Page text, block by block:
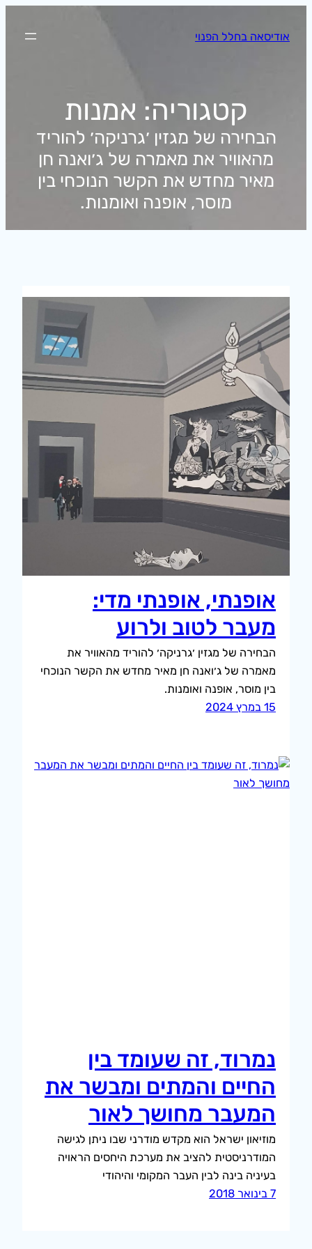
לתוכןאודיסאה בחלל הפנוי
קטגוריה: אמנות
הבחירה של מגזין ׳גרניקה׳ להוריד
מהאוויר את מאמרה של ג׳ואנה חן
מאיר מחדש את הקשר הנוכחי בין
מוסר, אופנה ואומנות.
אופנתי, אופנתי מדי:
מעבר לטוב ולרוע
הבחירה של מגזין ׳גרניקה׳ להוריד מהאוויר את
מאמרה של ג׳ואנה חן מאיר מחדש את הקשר הנוכחי
בין מוסר, אופנה ואומנות.
15 במרץ 2024
נמרוד, זה שעומד בין
החיים והמתים ומבשר את
המעבר מחושך לאור
מוזיאון ישראל הוא מקדש מודרני שבו ניתן לגישה
המודרניסטית להציב את מערכת היחסים הראויה
בעיניה בינה לבין העבר המקומי והיהודי
7 בינואר 2018